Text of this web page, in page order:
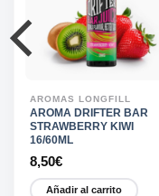
AROMAS LONGFILL
AROMA DRIFTER BAR
STRAWBERRY KIWI
16/60ML
8,50€
Añadir al carrito